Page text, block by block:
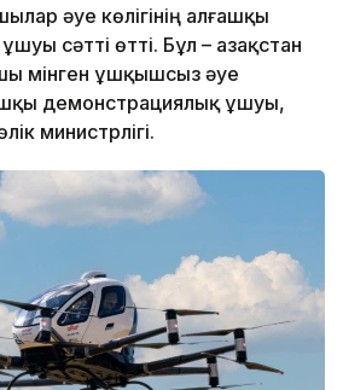
әуе көлігінің алғашқы
сәтті өтті. Бұл – Қазақстан
мінген ұшқышсыз әуе
демонстрациялық ұшуы,
министрлігі.